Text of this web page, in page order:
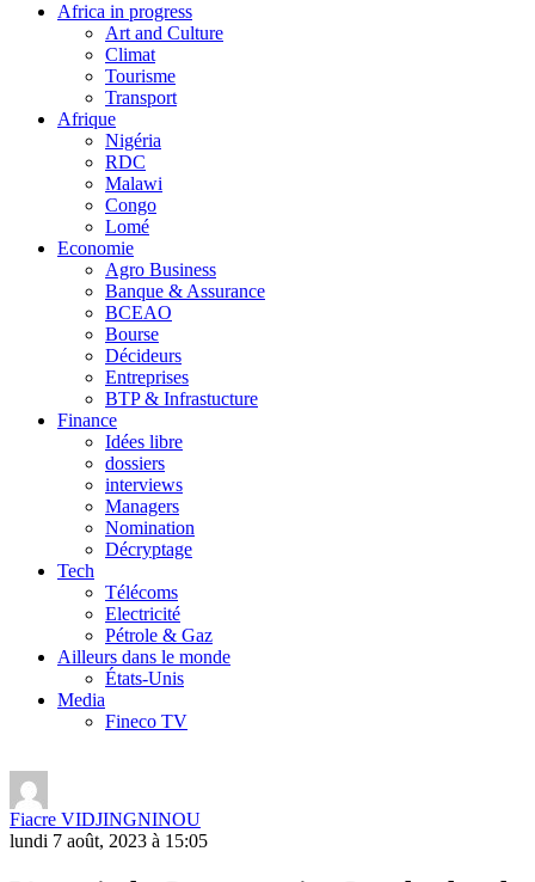
Africa in progress
Art and Culture
Climat
Tourisme
Transport
Afrique
Nigéria
RDC
Malawi
Congo
Lomé
Economie
Agro Business
Banque & Assurance
BCEAO
Bourse
Décideurs
Entreprises
BTP & Infrastucture
Finance
Idées libre
dossiers
interviews
Managers
Nomination
Décryptage
Tech
Télécoms
Electricité
Pétrole & Gaz
Ailleurs dans le monde
États-Unis
Media
Fineco TV
Fiacre VIDJINGNINOU
lundi 7 août, 2023 à 15:05